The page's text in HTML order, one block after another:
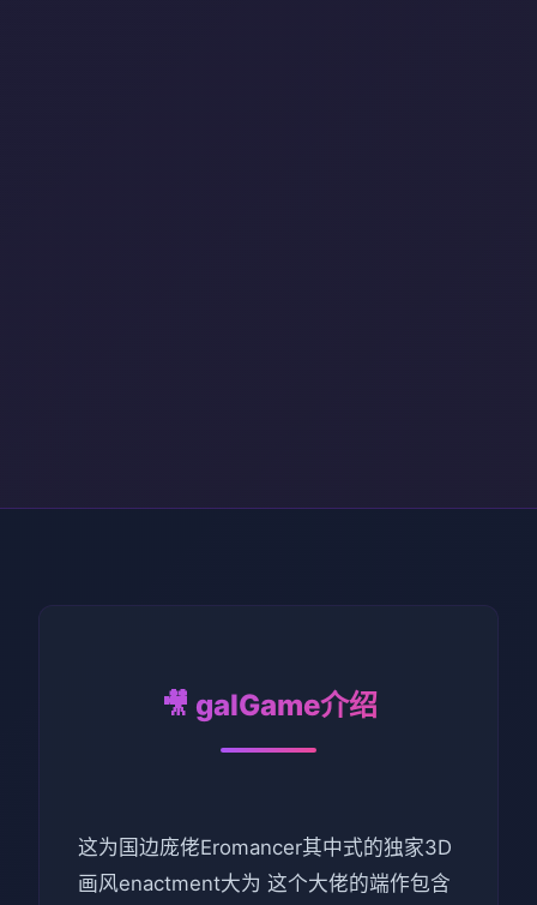
🎥 galGame介绍
这为国边庞佬Eromancer其中式的独家3D
画风enactment大为 这个大佬的端作包含